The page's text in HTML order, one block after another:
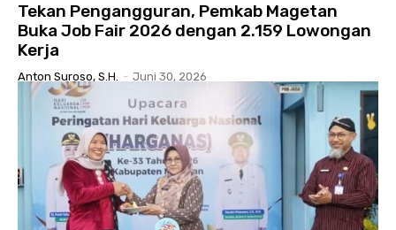
Tekan Pengangguran, Pemkab Magetan
Buka Job Fair 2026 dengan 2.159 Lowongan
Kerja
Anton Suroso, S.H. - Juni 30, 2026